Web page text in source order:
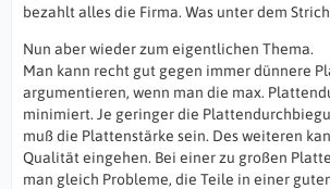
bezahlt alles die Firma. Was unter dem
Nun aber wieder zum eigentlichen Thema.
Man kann recht gut gegen immer dünnere
argumentieren, wenn man die max.
minimiert. Je geringer die
muß die Plattenstärke sein. Des weiteren
Qualität eingehen. Bei einer zu großen
man gleich Probleme, die Teile in einer